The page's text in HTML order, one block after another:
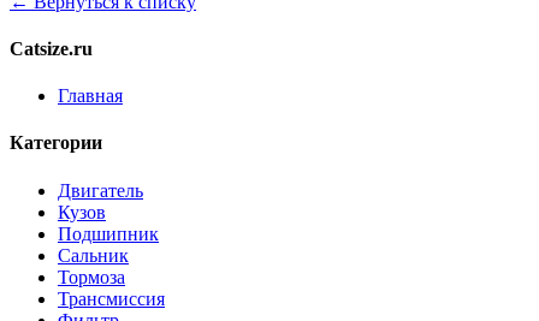
Catsize.ru
Главная
Категории
Двигатель
Кузов
Подшипник
Сальник
Тормоза
Трансмиссия